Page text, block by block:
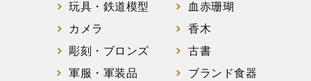
玩具・鉄道模型
血赤珊瑚
カメラ
香木
彫刻・ブロンズ
古書
軍服・軍装品
ブランド食器